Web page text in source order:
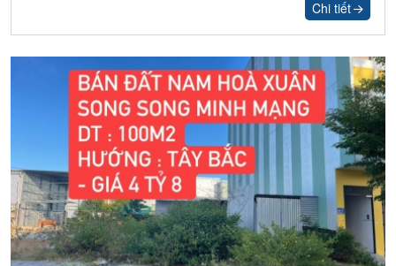
Chi tiết
078 62 52 555